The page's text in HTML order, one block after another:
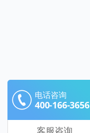
电话咨询
400-166-3656
客服咨询